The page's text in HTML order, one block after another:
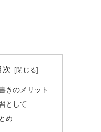
次
きのメリット
として
め